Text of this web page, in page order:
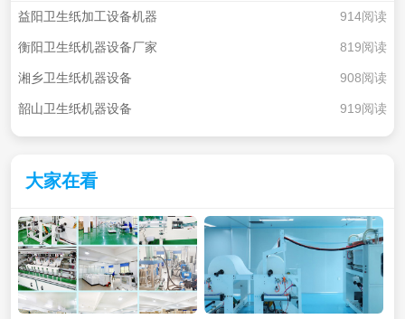
益阳卫生纸加工设备机器 914阅读
衡阳卫生纸机器设备厂家 819阅读
湘乡卫生纸机器设备 908阅读
韶山卫生纸机器设备 919阅读
大家在看